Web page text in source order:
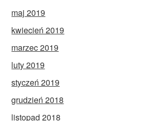
maj 2019
kwiecień 2019
marzec 2019
luty 2019
styczeń 2019
grudzień 2018
listopad 2018